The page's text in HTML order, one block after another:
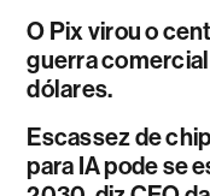
O Pix virou o
guerra
dólares.
Escassez de
para IA pode se